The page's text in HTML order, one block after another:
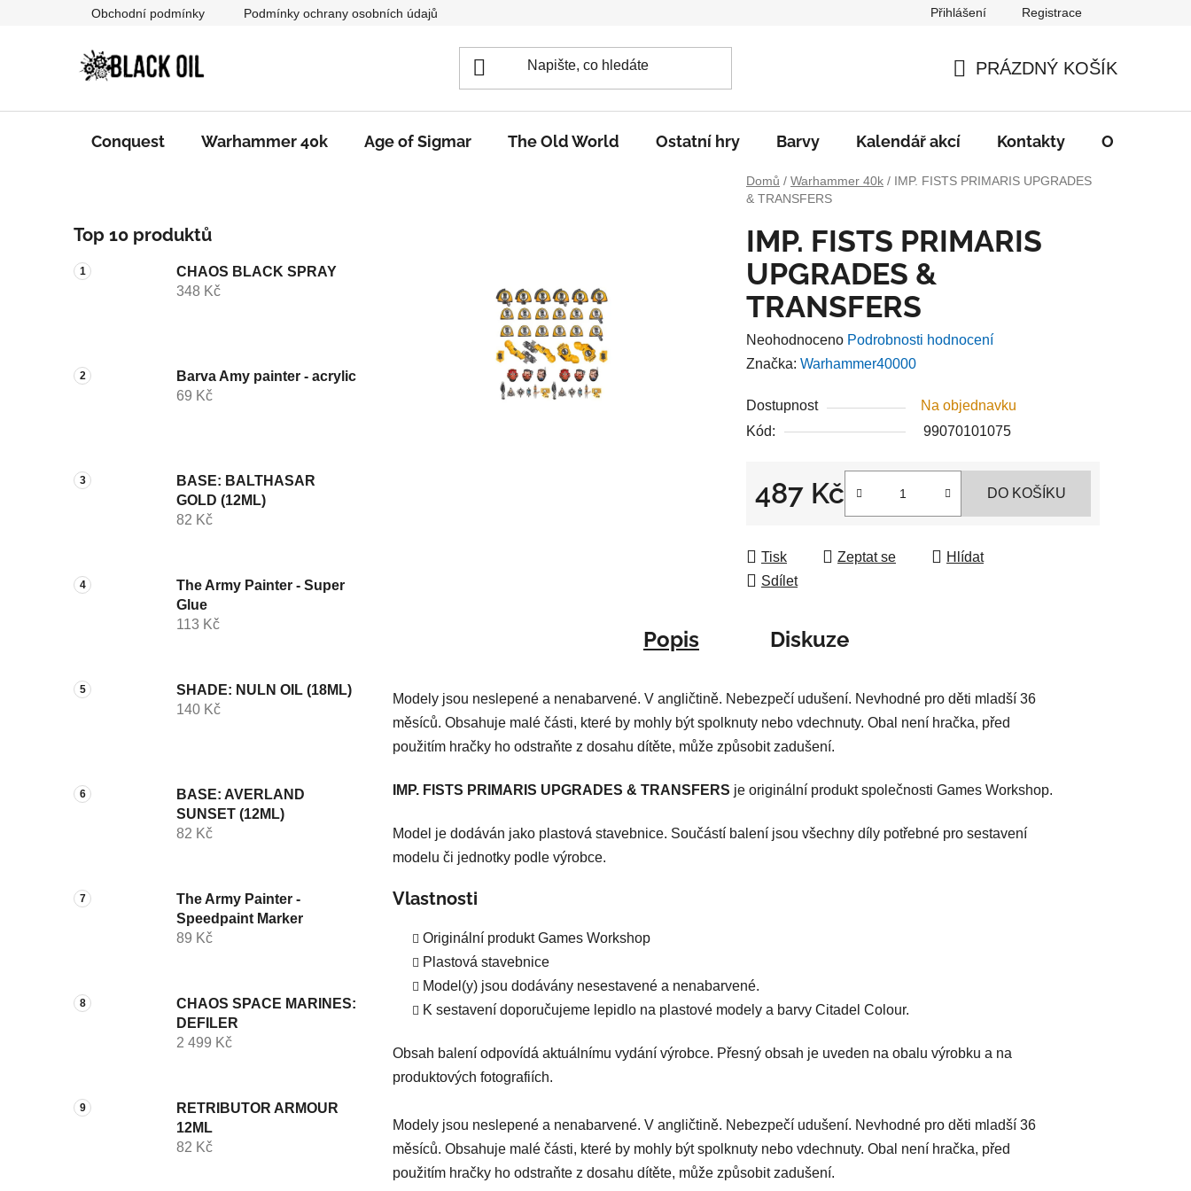
Obchodní podmínky Podmínky ochrany osobních údajů Přihlášení Registrace
KOŠÍK
PRÁZDNÝ KOŠÍK
Conquest Warhammer 40k Age of Sigmar The Old World Ostatní hry Barvy Kalendář akcí Kontakty O nás
Domů / Warhammer 40k / IMP. FISTS PRIMARIS UPGRADES
& TRANSFERS
o
s
t
n
n
e
Top 10 produktů
CHAOS BLACK SPRAY
348 Kč
Barva Amy painter - acrylic
69 Kč
BASE: BALTHASAR
GOLD (12ML)
82 Kč
The Army Painter - Super
Glue
113 Kč
SHADE: NULN OIL (18ML)
140 Kč
BASE: AVERLAND
SUNSET (12ML)
82 Kč
The Army Painter -
Speedpaint Marker
89 Kč
CHAOS SPACE MARINES:
DEFILER
2 499 Kč
RETRIBUTOR ARMOUR
12ML
82 Kč
IMP. FISTS PRIMARIS
UPGRADES &
TRANSFERS
Průměrné
hodnocení
je
0,0
hvězdiček.
Neohodnoceno Podrobnosti hodnocení
Značka: Warhammer40000
Dostupnost
Na objednavku
Kód:
99070101075
487 Kč DO KOŠÍKU
Tisk Zeptat se
Hlídat
Sdílet
Popis Diskuze
Modely jsou neslepené a nenabarvené. V angličtině. Nebezpečí udušení. Nevhodné pro děti mladší 36
měsíců. Obsahuje malé části, které by mohly být spolknuty nebo vdechnuty. Obal není hračka, před
použitím hračky ho odstraňte z dosahu dítěte, může způsobit zadušení.
IMP. FISTS PRIMARIS UPGRADES & TRANSFERS je originální produkt společnosti Games Workshop.
Model je dodáván jako plastová stavebnice. Součástí balení jsou všechny díly potřebné pro sestavení
modelu či jednotky podle výrobce.
Vlastnosti
Originální produkt Games Workshop
Plastová stavebnice
Model(y) jsou dodávány nesestavené a nenabarvené.
K sestavení doporučujeme lepidlo na plastové modely a barvy Citadel Colour.
Obsah balení odpovídá aktuálnímu vydání výrobce. Přesný obsah je uveden na obalu výrobku a na
produktových fotografiích.
Modely jsou neslepené a nenabarvené. V angličtině. Nebezpečí udušení. Nevhodné pro děti mladší 36
měsíců. Obsahuje malé části, které by mohly být spolknuty nebo vdechnuty. Obal není hračka, před
použitím hračky ho odstraňte z dosahu dítěte, může způsobit zadušení.